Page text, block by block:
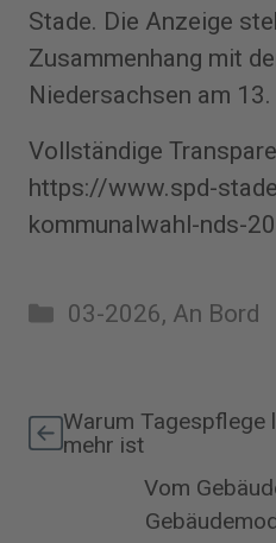
Stade. Die Anzeige
Zusammenhang mit
Niedersachsen am
Vollständige
https://www.spd-
kommunalwahl-nds-
Kategorien
03-2026, An Bord
Warum Tagespflege
mehr ist
Vom